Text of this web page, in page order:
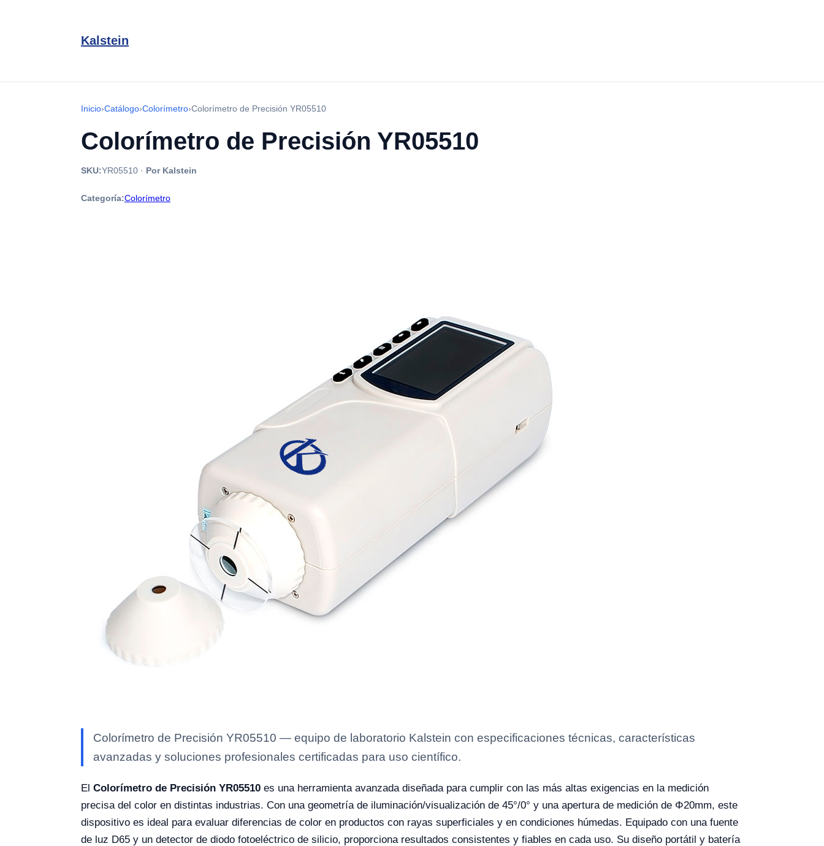
Kalstein
Inicio›Catálogo›Colorímetro›Colorímetro de Precisión YR05510
Colorímetro de Precisión YR05510
SKU:YR05510 · Por Kalstein
Categoría:Colorímetro
Colorímetro de Precisión YR05510 — equipo de laboratorio Kalstein con especificaciones técnicas, características
avanzadas y soluciones profesionales certificadas para uso científico.
El Colorímetro de Precisión YR05510 es una herramienta avanzada diseñada para cumplir con las más altas exigencias en la medición
precisa del color en distintas industrias. Con una geometría de iluminación/visualización de 45°/0° y una apertura de medición de Φ20mm, este
dispositivo es ideal para evaluar diferencias de color en productos con rayas superficiales y en condiciones húmedas. Equipado con una fuente
de luz D65 y un detector de diodo fotoeléctrico de silicio, proporciona resultados consistentes y fiables en cada uso. Su diseño portátil y batería